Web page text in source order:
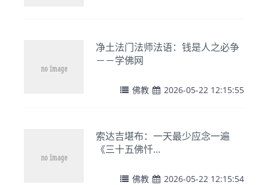
净土法门法师法语：钱是人之必争
－－学佛网
佛教 2026-05-22 12:15:55
索达吉堪布：一天最少应念一遍
《三十五佛忏...
佛教 2026-05-22 12:15:54